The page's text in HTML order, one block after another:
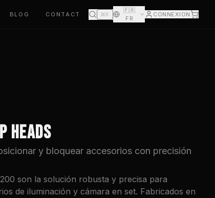
BLOG CONTACT ⌘K
🇫🇷
FR
CONNEXION
HEADS
y bloquear accesorios con precisión
son la solución robusta y precisa para
de iluminación y cámara en set. Fabricados en